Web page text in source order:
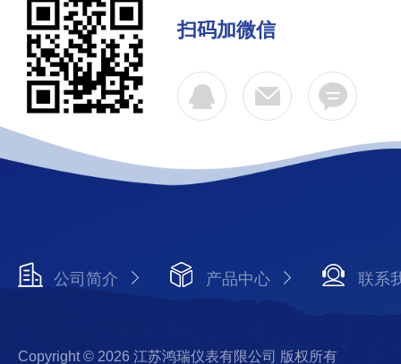
扫码加微信
公司简介 产品中心 联系
Copyright © 2026 江苏鸿瑞仪表有限公司 版权所有